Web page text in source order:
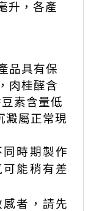
升 ， 各產
品具有保
， 肉桂醛含
豆素含量低
澱屬正常現
時期製作
能稍有差
者，請先